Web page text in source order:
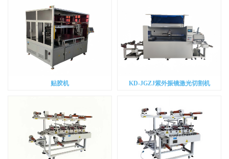
贴胶机 KD-JGZJ紫外振镜激光切割机